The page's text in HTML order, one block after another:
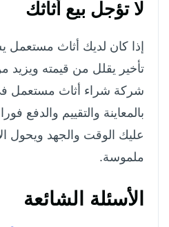
لا تؤجل بيع أثاثك
إذا كان لديك أثاث
تأخير يقلل من قيمته ويزيد
شركة شراء أثاث مستعمل
بالمعاينة والتقييم والدفع
عليك الوقت والجهد ويحول
ملموسة.
الأسئلة الشائعة